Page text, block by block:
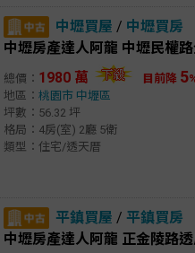
中壢買屋 / 中壢買房
中壢房產達人阿龍 中壢民權
總價： 1980 萬 目前降 5
地區： 桃園市 中壢區
坪數：56.32 坪
格局：4房(室) 2廳 5衛
類型：住宅/透天厝
平鎮買屋 / 平鎮買房
中壢房產達人阿龍 正金陵路